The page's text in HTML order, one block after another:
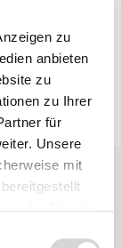
zu
anbieten
zu
zu Ihrer
für
Unsere
mit